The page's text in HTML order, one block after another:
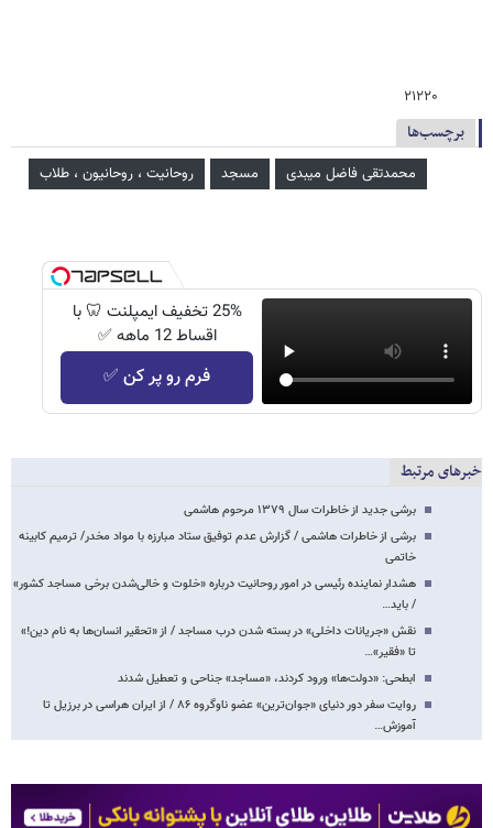
۲۱۲۲۰
برچسب‌ها
محمدتقی فاضل میبدی مسجد روحانیت ، روحانیون ، طلاب
25% تخفیف ایمپلنت 🦷 با
اقساط 12 ماهه ✅
فرم رو پر کن ✅
خبرهای مرتبط
برشی جدید از خاطرات سال ۱۳۷۹ مرحوم هاشمی
برشی از خاطرات هاشمی / گزارش عدم توفیق ستاد مبارزه با مواد مخدر/ ترمیم کابینه
خاتمی
هشدار نماینده رئیسی در امور روحانیت درباره «خلوت و خالی‌شدن برخی مساجد کشور»
/ باید…
نقش «جریانات داخلی» در بسته شدن درب مساجد / از «تحقیر انسان‌ها به نام دین!»
تا «فقیر»…
ابطحی: «دولت‌ها» ورود کردند، «مساجد» جناحی و تعطیل شدند
روایت سفر دور دنیای «جوان‌ترین» عضو ناوگروه ۸۶ / از ایران هراسی در برزیل تا
آموزش…